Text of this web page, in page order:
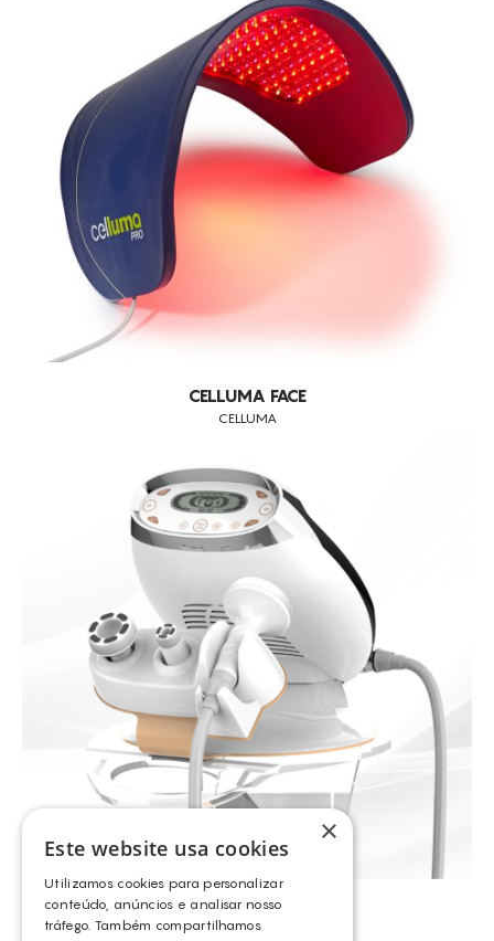
CELLUMA FACE
CELLUMA
AURORA X2
EUNSUNG
×
Este website usa cookies
Utilizamos cookies para personalizar
conteúdo, anúncios e analisar nosso
tráfego. Também compartilhamos